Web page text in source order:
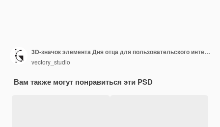
3D-значок элемента Дня отца для пользовательского интерфейса или веб-приложений
vectory_studio
Вам также могут понравиться эти PSD